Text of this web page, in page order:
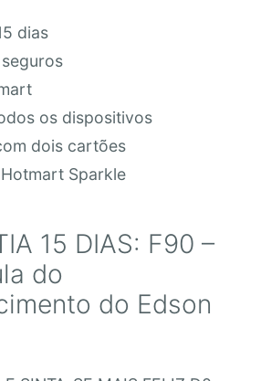
dias
os dispositivos
dois cartões
Sparkle
15 DIAS: F90 –
do
do Edson